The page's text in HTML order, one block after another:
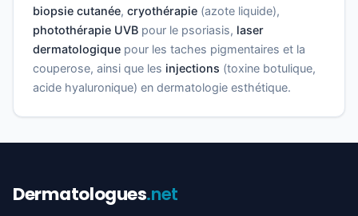
biopsie cutanée, cryothérapie (azote liquide),
photothérapie UVB pour le psoriasis, laser
dermatologique pour les taches pigmentaires et la
couperose, ainsi que les injections (toxine botulique,
acide hyaluronique) en dermatologie esthétique.
Dermatologues.net